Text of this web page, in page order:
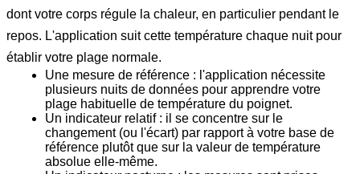
dont votre corps régule la chaleur, en particulier pendant le
repos. L'application suit cette température chaque nuit pour
établir votre plage normale.
Une mesure de référence : l'application nécessite
plusieurs nuits de données pour apprendre votre
plage habituelle de température du poignet.
Un indicateur relatif : il se concentre sur le
changement (ou l'écart) par rapport à votre base de
référence plutôt que sur la valeur de température
absolue elle-même.